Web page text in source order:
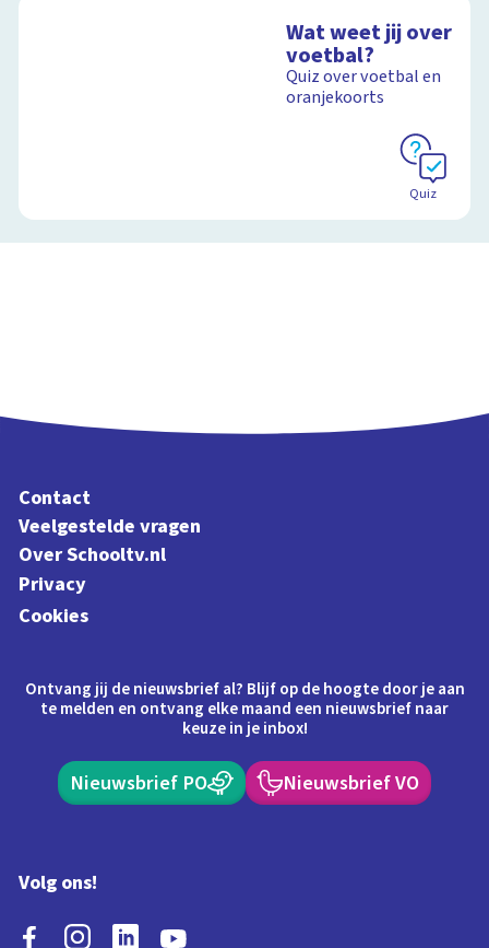
Wat weet jij over
voetbal?
Quiz over voetbal en
oranjekoorts
Quiz
Contact
Veelgestelde vragen
Over Schooltv.nl
Privacy
Cookies
Ontvang jij de nieuwsbrief al? Blijf op de hoogte door je aan
te melden en ontvang elke maand een nieuwsbrief naar
keuze in je inbox!
Nieuwsbrief PO Nieuwsbrief VO
Volg ons!